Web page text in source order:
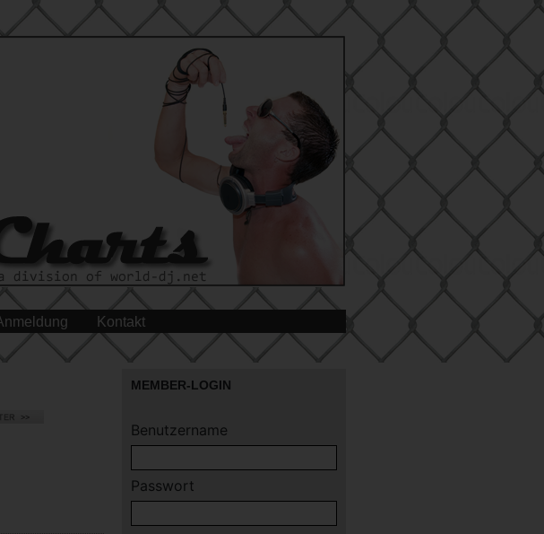
Kontakt
MEMBER-LOGIN
Benutzername
Passwort